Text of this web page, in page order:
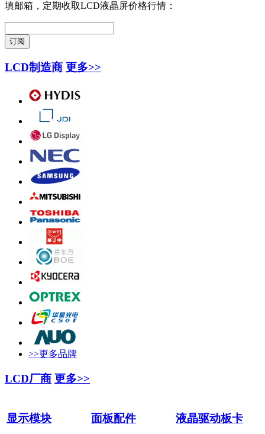
填邮箱，定期收取LCD液晶屏价格行情：
LCD制造商 更多>>
>>更多品牌
LCD厂商 更多>>
显示模块 面板配件 液晶驱动板卡